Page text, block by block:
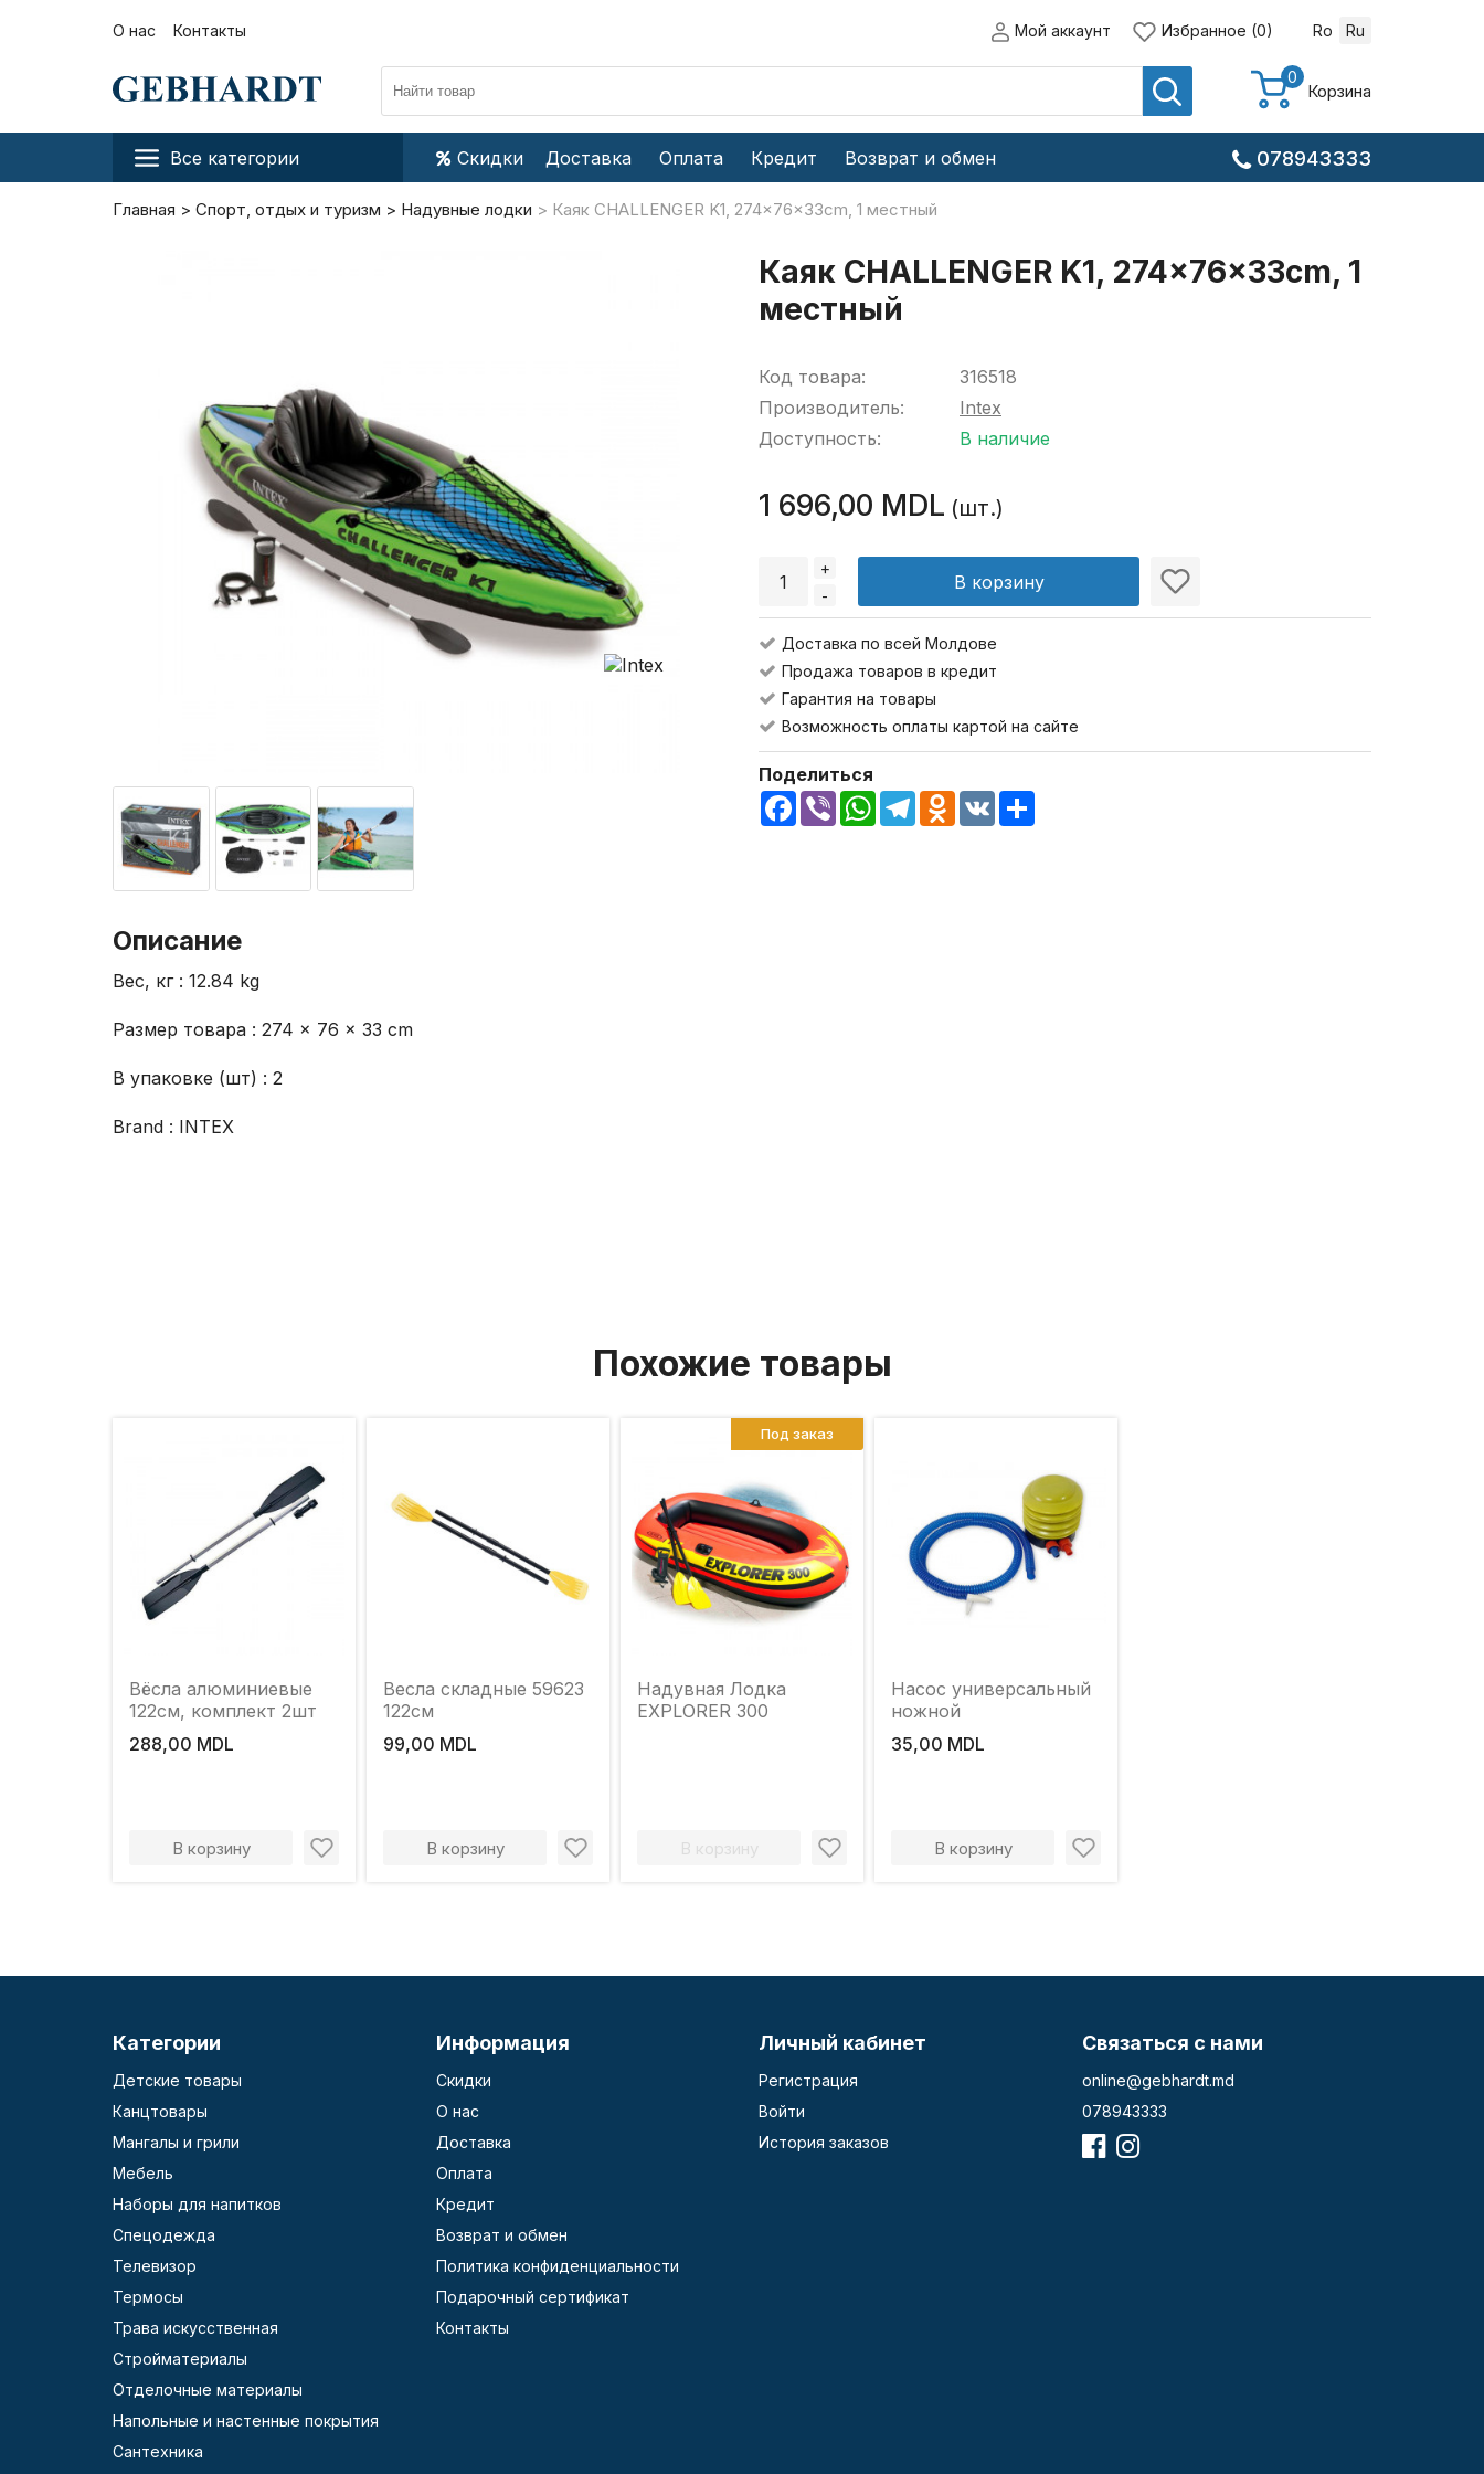
О нас Контакты Мой аккаунт Избранное (0) Ro Ru
0
Корзина
Все категории Скидки Доставка Оплата Кредит Возврат и обмен 078943333
Главная Спорт, отдых и туризм Надувные лодки Каяк CHALLENGER K1, 274x76x33cm, 1 местный
Описание
Вес, кг : 12.84 kg
Размер товара : 274 × 76 × 33 cm
В упаковке (шт) : 2
Brand : INTEX
Каяк CHALLENGER K1, 274x76x33cm, 1
местный
Код товара:
Производитель:
Доступность:
316518
Intex
В наличие
1 696,00 MDL (шт.)
+
-
В корзину
Доставка по всей Молдове
Продажа товаров в кредит
Гарантия на товары
Возможность оплаты картой на сайте
Поделиться
Facebook
Viber WhatsApp
TelegramOdnoklassniki
VK
Похожие товары
Вёсла алюминиевые
122см, комплект 2шт
288,00 MDL
В корзину
Весла складные 59623
122см
99,00 MDL
В корзину
Надувная Лодка
EXPLORER 300
В корзину
Под заказ
Насос универсальный
ножной
35,00 MDL
В корзину
Категории
Детские товары
Канцтовары
Мангалы и грили
Мебель
Наборы для напитков
Спецодежда
Телевизор
Термосы
Трава искусственная
Стройматериалы
Отделочные материалы
Напольные и настенные покрытия
Сантехника
Информация
Скидки
О нас
Доставка
Оплата
Кредит
Возврат и обмен
Политика конфиденциальности
Подарочный сертификат
Контакты
Личный кабинет
Регистрация
Войти
История заказов
Связаться с нами
online@gebhardt.md
078943333